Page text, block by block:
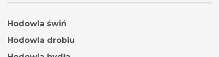
Hodowla świń
Hodowla drobiu